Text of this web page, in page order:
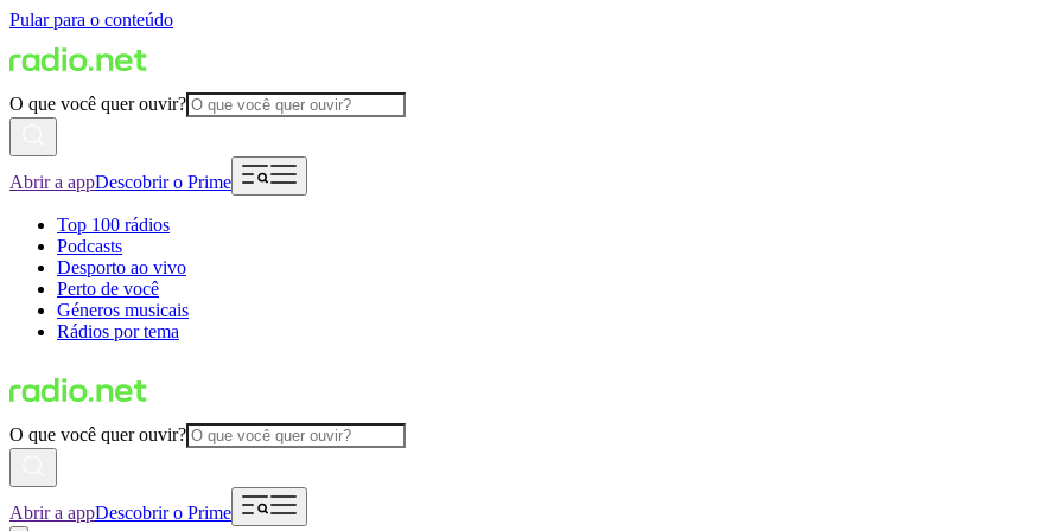
Pular para o conteúdo
O que você quer ouvir?
Abrir a appDescobrir o Prime
Top 100 rádios
Podcasts
Desporto ao vivo
Perto de você
Géneros musicais
Rádios por tema
O que você quer ouvir?
Abrir a appDescobrir o Prime